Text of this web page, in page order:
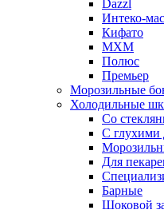
Dazzl
Интеко-
Кифато
МХМ
Полюс
Премьер
Морозильные
Холодильные
Со
С глухими
Для
Барные
Шоковой